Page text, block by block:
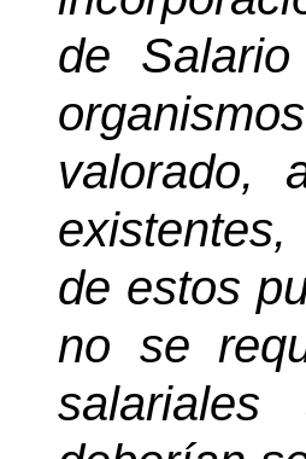
de
valorado,
de estos
no se